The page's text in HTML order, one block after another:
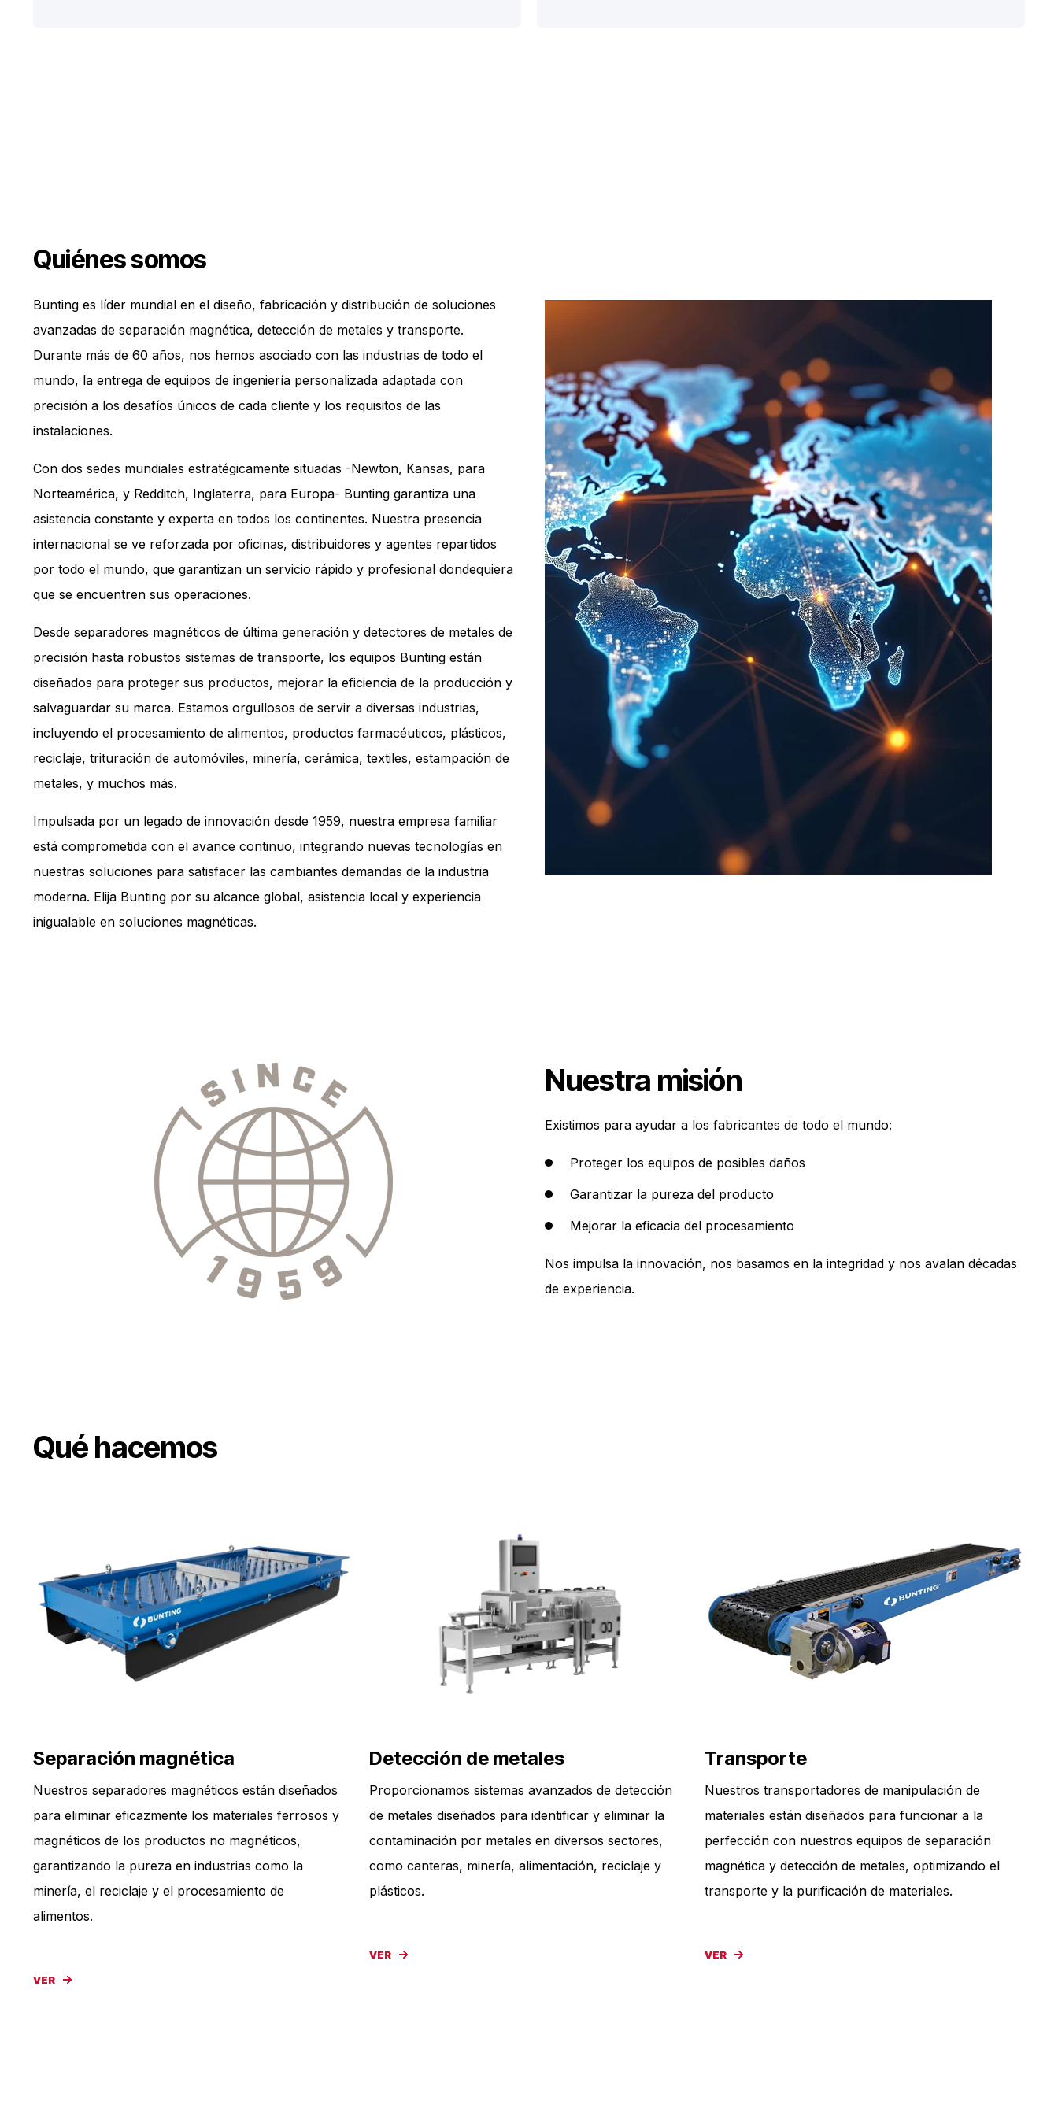
Quiénes somos
Bunting es líder mundial en el diseño, fabricación y distribución de soluciones
avanzadas de separación magnética, detección de metales y transporte.
Durante más de 60 años, nos hemos asociado con las industrias de todo el
mundo, la entrega de equipos de ingeniería personalizada adaptada con
precisión a los desafíos únicos de cada cliente y los requisitos de las
instalaciones.
Con dos sedes mundiales estratégicamente situadas -Newton, Kansas, para
Norteamérica, y Redditch, Inglaterra, para Europa- Bunting garantiza una
asistencia constante y experta en todos los continentes. Nuestra presencia
internacional se ve reforzada por oficinas, distribuidores y agentes repartidos
por todo el mundo, que garantizan un servicio rápido y profesional dondequiera
que se encuentren sus operaciones.
Desde separadores magnéticos de última generación y detectores de metales de
precisión hasta robustos sistemas de transporte, los equipos Bunting están
diseñados para proteger sus productos, mejorar la eficiencia de la producción y
salvaguardar su marca. Estamos orgullosos de servir a diversas industrias,
incluyendo el procesamiento de alimentos, productos farmacéuticos, plásticos,
reciclaje, trituración de automóviles, minería, cerámica, textiles, estampación de
metales, y muchos más.
Impulsada por un legado de innovación desde 1959, nuestra empresa familiar
está comprometida con el avance continuo, integrando nuevas tecnologías en
nuestras soluciones para satisfacer las cambiantes demandas de la industria
moderna. Elija Bunting por su alcance global, asistencia local y experiencia
inigualable en soluciones magnéticas.
Nuestra misión
Existimos para ayudar a los fabricantes de todo el mundo:
Proteger los equipos de posibles daños
Garantizar la pureza del producto
Mejorar la eficacia del procesamiento
Nos impulsa la innovación, nos basamos en la integridad y nos avalan décadas
de experiencia.
Qué hacemos
Separación magnética
Nuestros separadores magnéticos están diseñados
para eliminar eficazmente los materiales ferrosos y
magnéticos de los productos no magnéticos,
garantizando la pureza en industrias como la
minería, el reciclaje y el procesamiento de
alimentos.
VER
Detección de metales
Proporcionamos sistemas avanzados de detección
de metales diseñados para identificar y eliminar la
contaminación por metales en diversos sectores,
como canteras, minería, alimentación, reciclaje y
plásticos.
VER
Transporte
Nuestros transportadores de manipulación de
materiales están diseñados para funcionar a la
perfección con nuestros equipos de separación
magnética y detección de metales, optimizando el
transporte y la purificación de materiales.
VER